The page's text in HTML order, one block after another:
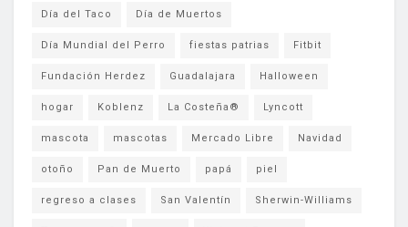
Día del Taco Día de Muertos
Día Mundial del Perro fiestas patrias Fitbit
Fundación Herdez Guadalajara Halloween
hogar Koblenz La Costeña® Lyncott
mascota mascotas Mercado Libre Navidad
otoño Pan de Muerto papá piel
regreso a clases San Valentín Sherwin-Williams